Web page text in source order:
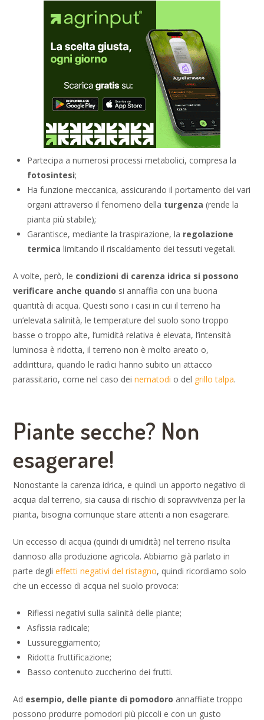
Partecipa a numerosi processi metabolici, compresa la
fotosintesi;
Ha funzione meccanica, assicurando il portamento dei vari
organi attraverso il fenomeno della turgenza (rende la
pianta più stabile);
Garantisce, mediante la traspirazione, la regolazione
termica limitando il riscaldamento dei tessuti vegetali.
A volte, però, le condizioni di carenza idrica si possono
verificare anche quando si annaffia con una buona
quantità di acqua. Questi sono i casi in cui il terreno ha
un’elevata salinità, le temperature del suolo sono troppo
basse o troppo alte, l’umidità relativa è elevata, l’intensità
luminosa è ridotta, il terreno non è molto areato o,
addirittura, quando le radici hanno subito un attacco
parassitario, come nel caso deinematodi o del grillo talpa.
Piante secche? Non
esagerare!
Nonostante la carenza idrica, e quindi un apporto negativo di
acqua dal terreno, sia causa di rischio di sopravvivenza per la
pianta, bisogna comunque stare attenti a non esagerare.
Un eccesso di acqua (quindi di umidità) nel terreno risulta
dannoso alla produzione agricola. Abbiamo già parlato in
parte deglieffetti negativi del ristagno, quindi ricordiamo solo
che un eccesso di acqua nel suolo provoca:
Riflessi negativi sulla salinità delle piante;
Asfissia radicale;
Lussureggiamento;
Ridotta fruttificazione;
Basso contenuto zuccherino dei frutti.
Ad esempio, delle piante di pomodoro annaffiate troppo
possono produrre pomodori più piccoli e con un gusto